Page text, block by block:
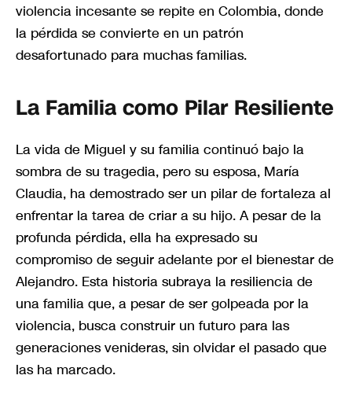
violencia incesante se repite en Colombia, donde
la pérdida se convierte en un patrón
desafortunado para muchas familias.
La Familia como Pilar Resiliente
La vida de Miguel y su familia continuó bajo la
sombra de su tragedia, pero su esposa, María
Claudia, ha demostrado ser un pilar de fortaleza al
enfrentar la tarea de criar a su hijo. A pesar de la
profunda pérdida, ella ha expresado su
compromiso de seguir adelante por el bienestar de
Alejandro. Esta historia subraya la resiliencia de
una familia que, a pesar de ser golpeada por la
violencia, busca construir un futuro para las
generaciones venideras, sin olvidar el pasado que
las ha marcado.